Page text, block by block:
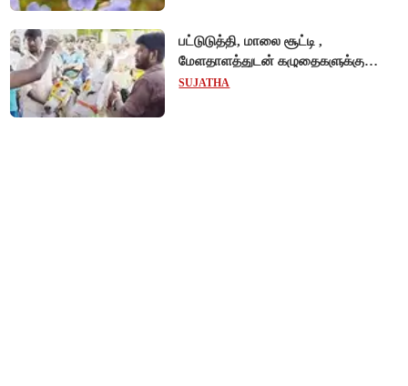
பட்டுடுத்தி, மாலை சூட்டி ,
மேளதாளத்துடன் கழுதைகளுக்கு
கல்யாணம்... மழை வேண்டி நூதன
SUJATHA